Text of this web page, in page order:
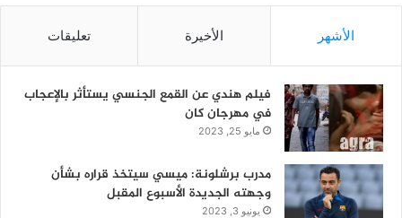
الأشهر الأخيرة تعليقات
فيلم هندي عن القمع الجنسي يستأثر بالإعجاب
في مهرجان كان
مايو 25, 2023
مدرب برشلونة: ميسي سيتخذ قراره بشأن
وجهته الجديدة الأسبوع المقبل
يونيو 3, 2023